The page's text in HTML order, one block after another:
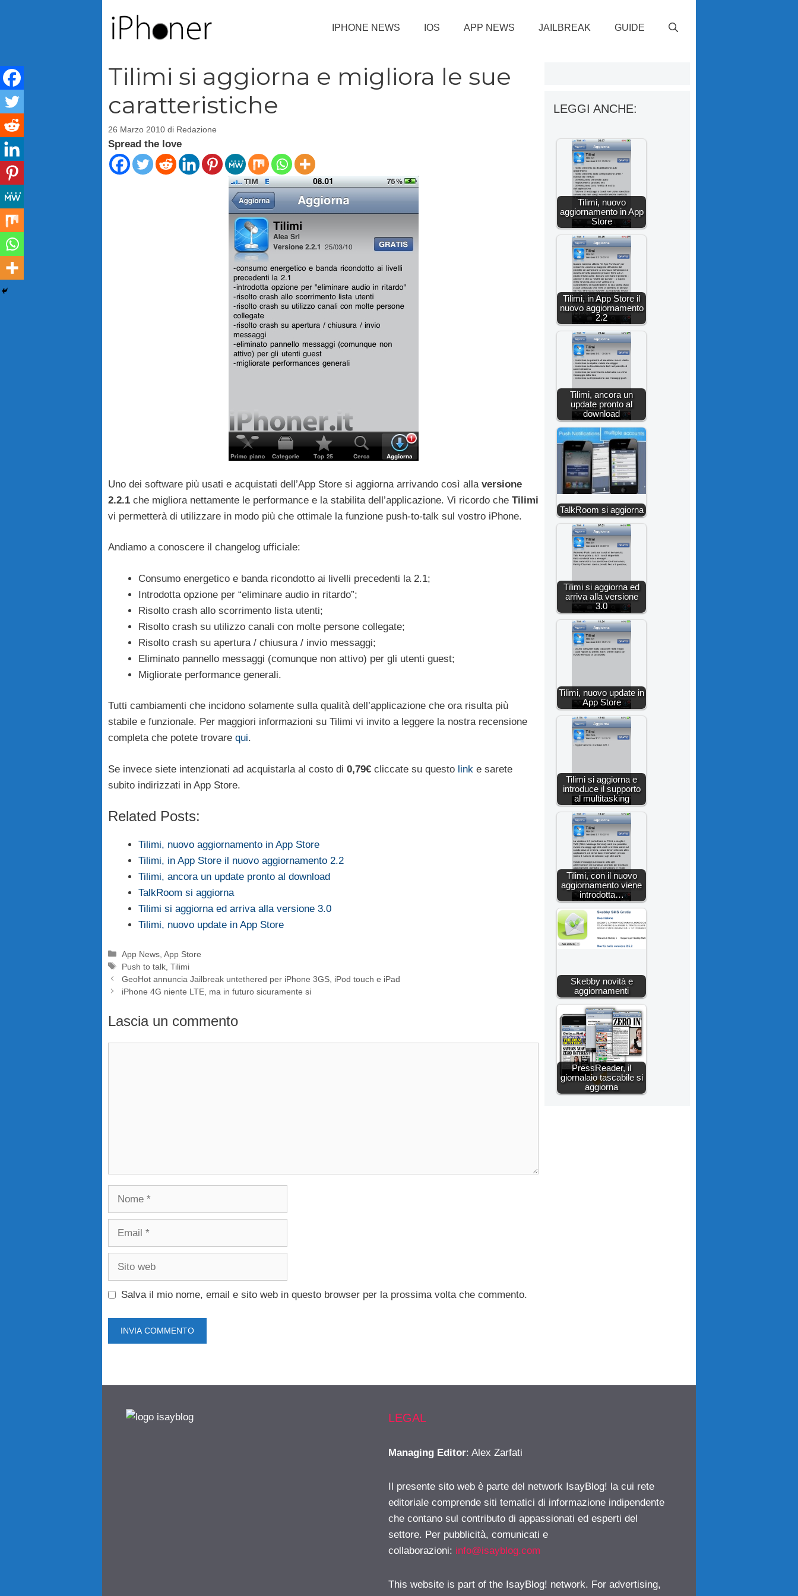
IPHONE NEWS IOS APP NEWS JAILBREAK GUIDE
Tilimi si aggiorna e migliora le sue
caratteristiche
26 Marzo 2010 di Redazione
Spread the love
Uno dei software più usati e acquistati dell’App Store si aggiorna arrivando così alla versione
2.2.1 che migliora nettamente le performance e la stabilita dell’applicazione. Vi ricordo che Tilimi
vi permetterà di utilizzare in modo più che ottimale la funzione push-to-talk sul vostro iPhone.
Andiamo a conoscere il changelog ufficiale:
Consumo energetico e banda ricondotto ai livelli precedenti la 2.1;
Introdotta opzione per “eliminare audio in ritardo”;
Risolto crash allo scorrimento lista utenti;
Risolto crash su utilizzo canali con molte persone collegate;
Risolto crash su apertura / chiusura / invio messaggi;
Eliminato pannello messaggi (comunque non attivo) per gli utenti guest;
Migliorate performance generali.
Tutti cambiamenti che incidono solamente sulla qualità dell’applicazione che ora risulta più
stabile e funzionale. Per maggiori informazioni su Tilimi vi invito a leggere la nostra recensione
completa che potete trovare qui.
Se invece siete intenzionati ad acquistarla al costo di 0,79€ cliccate su questo link e sarete
subito indirizzati in App Store.
Related Posts:
Tilimi, nuovo aggiornamento in App Store
Tilimi, in App Store il nuovo aggiornamento 2.2
Tilimi, ancora un update pronto al download
TalkRoom si aggiorna
Tilimi si aggiorna ed arriva alla versione 3.0
Tilimi, nuovo update in App Store
Categorie
App News ,App Store
Tag
Push to talk ,Tilimi
GeoHot annuncia Jailbreak untethered per iPhone 3GS, iPod touch e iPad
iPhone 4G niente LTE, ma in futuro sicuramente si
Lascia un commento
Nome
Email
Sito
Salva il mio nome, email e sito web in questo browser per la prossima volta che commento.
LEGGI ANCHE:
Tilimi, nuovo
aggiornamento in App
Store
Tilimi, in App Store il
nuovo aggiornamento
2.2
Tilimi, ancora un
update pronto al
download
TalkRoom si aggiorna
Tilimi si aggiorna ed
arriva alla versione
3.0
Tilimi, nuovo update in
App Store
Tilimi si aggiorna e
introduce il supporto
al multitasking
Tilimi, con il nuovo
aggiornamento viene
introdotta…
Skebby novità e
aggiornamenti
PressReader, il
giornalaio tascabile si
aggiorna
LEGAL
Managing Editor: Alex Zarfati
Il presente sito web è parte del network IsayBlog! la cui rete
editoriale comprende siti tematici di informazione indipendente
che contano sul contributo di appassionati ed esperti del
settore. Per pubblicità, comunicati e
collaborazioni: info@isayblog.com
This website is part of the IsayBlog! network. For advertising,